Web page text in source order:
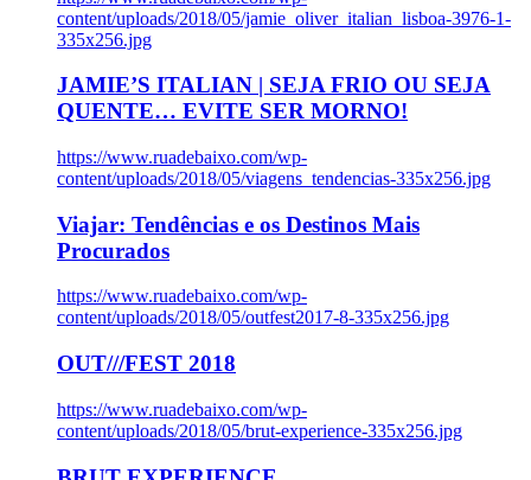
content/uploads/2018/05/jamie_oliver_italian_lisboa-3976-1-
335x256.jpg
JAMIE’S ITALIAN | SEJA FRIO OU SEJA
QUENTE… EVITE SER MORNO!
https://www.ruadebaixo.com/wp-
content/uploads/2018/05/viagens_tendencias-335x256.jpg
Viajar: Tendências e os Destinos Mais
Procurados
https://www.ruadebaixo.com/wp-
content/uploads/2018/05/outfest2017-8-335x256.jpg
OUT///FEST 2018
https://www.ruadebaixo.com/wp-
content/uploads/2018/05/brut-experience-335x256.jpg